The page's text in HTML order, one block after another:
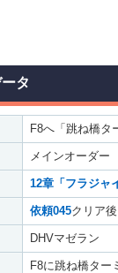
タ
F8へ「跳ね橋タ
メインオーダー
12章「フラジャ
依頼045クリア後
DHVマゼラン
F8に跳ね橋ター